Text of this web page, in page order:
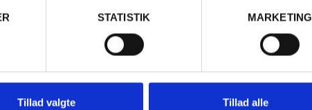
STATISTIK MARKETING
Tillad valgte Tillad alle